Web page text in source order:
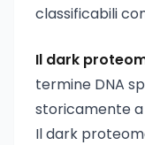
classificabili
Il dark
termine DNA
storicamente a
Il dark